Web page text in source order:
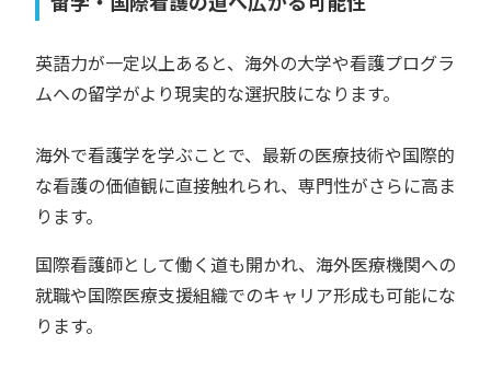
英語力が一定以上あると、海外の大学や看護プログラ
ムへの留学がより現実的な選択肢になります。
海外で看護学を学ぶことで、最新の医療技術や国際的
な看護の価値観に直接触れられ、専門性がさらに高ま
ります。
国際看護師として働く道も開かれ、海外医療機関への
就職や国際医療支援組織でのキャリア形成も可能にな
ります。